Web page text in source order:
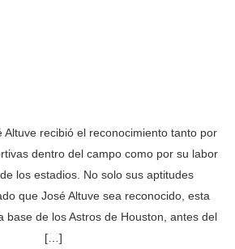
Altuve recibió el reconocimiento tanto por
dentro del campo como por su labor
los estadios. No solo sus aptitudes
que José Altuve sea reconocido, esta
base de los Astros de Houston, antes del
[…]